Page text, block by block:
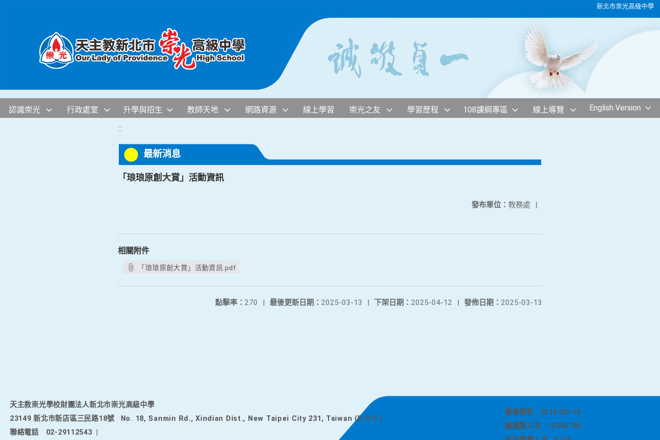
新北市崇光高級中學
認識崇光 行政處室 升學與招生 教師天地 網路資源 線上學習 崇光之友 學習歷程 108課綱專區 線上導覽 English Version
:::
最新消息
「琅琅原創大賞」活動資訊
發布單位： 教務處 |
相關附件
「琅琅原創大賞」活動資訊.pdf
發佈日期： 2025-03-13
下架日期： 2025-04-12 |
最後更新日期： 2025-03-13 |
點擊率： 270 |
天主教崇光學校財團法人新北市崇光高級中學
23149 新北市新店區三民路18號
No. 18, Sanmin Rd., Xindian Dist., New Taipei City 231, Taiwan (R.O.C.)
聯絡電話
02-29112543
最後更新
2019-05-15
總瀏覽人次
10360789